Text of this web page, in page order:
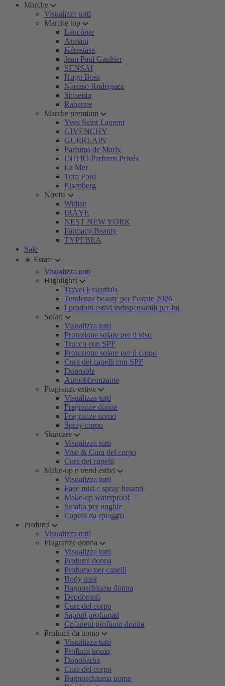
Marche
Visualizza tutti
Marche top
Lancôme
Armani
Kérastase
Jean Paul Gaultier
SENSAI
Hugo Boss
Narciso Rodriguez
Shiseido
Rabanne
Marche premium
Yves Saint Laurent
GIVENCHY
GUERLAIN
Parfums de Marly
INITIO Parfums Privés
La Mer
Tom Ford
Eisenberg
Novita
Widian
IRÄYE
NEST NEW YORK
Farmacy Beauty
TYPEBEA
Sale
☀️ Estate
Visualizza tutti
Highlights
Travel Essentials
Tendenze beauty per l’estate 2026
I prodotti estivi indispensabili per lui
Solari
Visualizza tutti
Protezione solare per il viso
Trucco con SPF
Protezione solare per il corpo
Cura dei capelli con SPF
Doposole
Autoabbronzante
Fragranze estive
Visualizza tutti
Fragranze donna
Fragranze uomo
Spray corpo
Skincare
Visualizza tutti
Viso & Cura del corpo
Cura dei capelli
Make-up e trend estivi
Visualizza tutti
Face mist e spray fissanti
Make-up waterproof
Smalto per unghie
Capelli da spiaggia
Profumi
Visualizza tutti
Fragranze donna
Visualizza tutti
Profumi donna
Profumo per capelli
Body mist
Bagnoschiuma donna
Deodoranti
Cura del corpo
Saponi profumati
Cofanetti profumo donna
Profumi da uomo
Visualizza tutti
Profumi uomo
Dopobarba
Cura del corpo
Bagnoschiuma uomo